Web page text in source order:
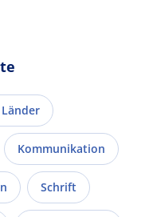
Kommunikation
Schrift